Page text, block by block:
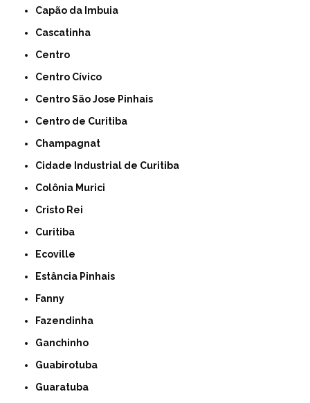
Capão da Imbuia
Cascatinha
Centro
Centro Cívico
Centro São Jose Pinhais
Centro de Curitiba
Champagnat
Cidade Industrial de Curitiba
Colônia Murici
Cristo Rei
Curitiba
Ecoville
Estância Pinhais
Fanny
Fazendinha
Ganchinho
Guabirotuba
Guaratuba